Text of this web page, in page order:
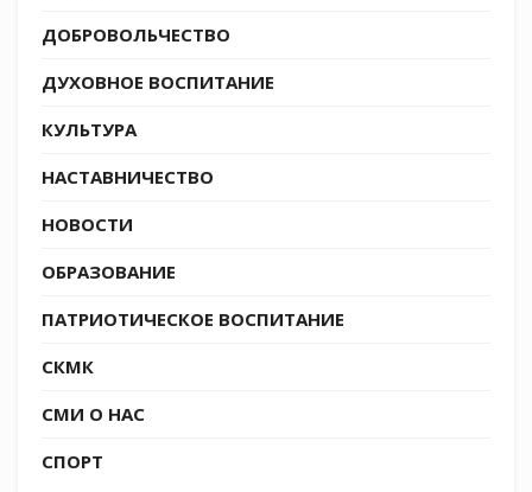
ДОБРОВОЛЬЧЕСТВО
ДУХОВНОЕ ВОСПИТАНИЕ
КУЛЬТУРА
НАСТАВНИЧЕСТВО
НОВОСТИ
ОБРАЗОВАНИЕ
ПАТРИОТИЧЕСКОЕ ВОСПИТАНИЕ
СКМК
СМИ О НАС
СПОРТ